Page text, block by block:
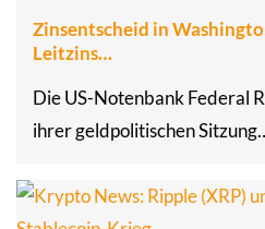
Zinsentscheid in
Leitzins…
Die US-Notenbank Federal
ihrer geldpolitischen